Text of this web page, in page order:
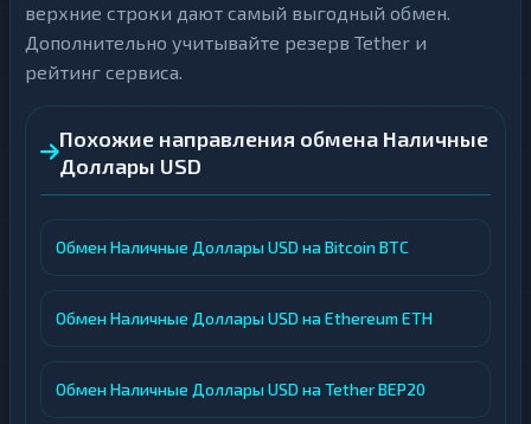
верхние строки дают самый выгодный обмен.
Дополнительно учитывайте резерв Tether и
рейтинг сервиса.
Похожие направления обмена Наличные
Доллары USD
Обмен Наличные Доллары USD на Bitcoin BTC
Обмен Наличные Доллары USD на Ethereum ETH
Обмен Наличные Доллары USD на Tether BEP20